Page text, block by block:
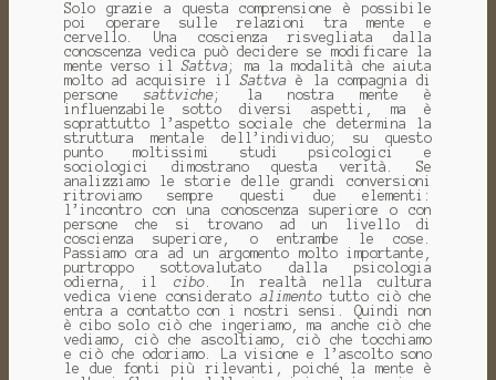
Solo grazie a questa comprensione è possibile
poi operare sulle relazioni tra mente e
cervello. Una coscienza risvegliata dalla
conoscenza vedica può decidere se modificare la
mente verso ilSattva ; ma la modalità che aiuta
molto ad acquisire ilSattva è la compagnia di
personesattviche; la nostra mente è
influenzabile sotto diversi aspetti, ma è
soprattutto l’aspetto sociale che determina la
struttura mentale dell’individuo; su questo
punto moltissimi studi psicologici e
sociologici dimostrano questa verità. Se
analizziamo le storie delle grandi conversioni
ritroviamo sempre questi due elementi:
l’incontro con una conoscenza superiore o con
persone che si trovano ad un livello di
coscienza superiore, o entrambe le cose.
Passiamo ora ad un argomento molto importante,
purtroppo sottovalutato dalla psicologia
odierna, il cibo. In realtà nella cultura
vedica viene consideratoalimentotutto ciò che
entra a contatto con i nostri sensi. Quindi non
è cibo solo ciò che ingeriamo, ma anche ciò che
vediamo, ciò che ascoltiamo, ciò che tocchiamo
e ciò che odoriamo. La visione e l’ascolto sono
le due fonti più rilevanti, poiché la mente è